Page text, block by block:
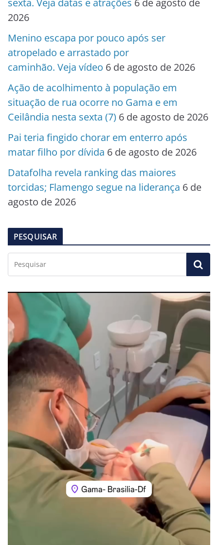
sexta. Veja datas e atrações 6 de agosto de
2026
Menino escapa por pouco após ser
atropelado e arrastado por
caminhão. Veja vídeo 6 de agosto de 2026
Ação de acolhimento à população em
situação de rua ocorre no Gama e em
Ceilândia nesta sexta (7) 6 de agosto de 2026
Pai teria fingido chorar em enterro após
matar filho por dívida 6 de agosto de 2026
Datafolha revela ranking das maiores
torcidas; Flamengo segue na liderança 6 de
agosto de 2026
PESQUISAR